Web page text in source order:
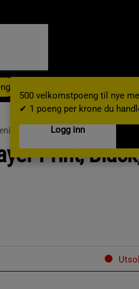
500 velkomstpoeng til nye
✔ 1 poeng per krone du
Logg inn
Print,